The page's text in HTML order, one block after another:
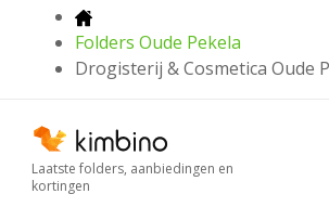
Folders Oude Pekela
Drogisterij & Cosmetica Oude
Laatste folders, aanbiedingen en
kortingen